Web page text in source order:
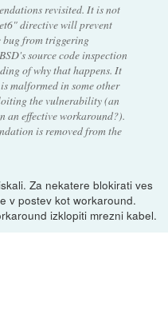
revisited. It is not
directive will prevent
bug from triggering
source code inspection
of why that happens. It
malformed in some other
the vulnerability (an
an effective workaround?).
is removed from the
Za nekatere blokirati ves
v postev kot workaround.
izklopiti mrezni kabel.